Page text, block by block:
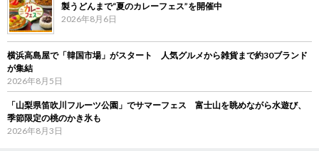
製うどんまで“夏のカレーフェス”を開催中
2026年8月6日
横浜高島屋で「韓国市場」がスタート 人気グルメから雑貨まで約30ブランド
が集結
2026年8月5日
「山梨県笛吹川フルーツ公園」でサマーフェス 富士山を眺めながら水遊び、
季節限定の桃のかき氷も
2026年8月3日